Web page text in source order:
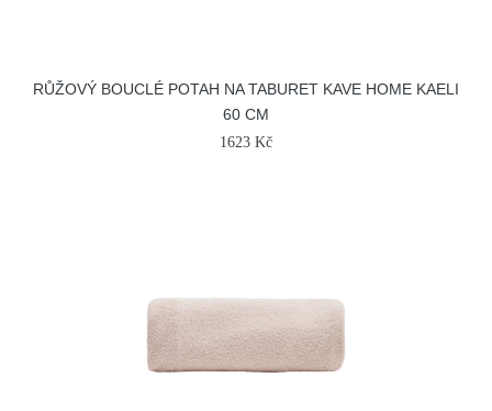
RŮŽOVÝ BOUCLÉ POTAH NA TABURET KAVE HOME KAELI
60 CM
1623 Kč